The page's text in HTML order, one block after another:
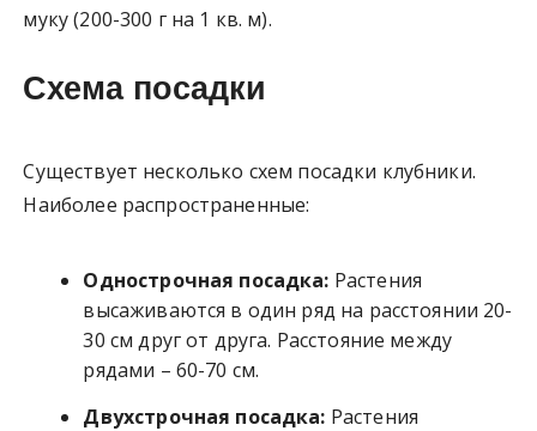
муку (200-300 г на 1 кв. м).
Схема посадки
Существует несколько схем посадки клубники.
Наиболее распространенные:
Однострочная посадка: Растения
высаживаются в один ряд на расстоянии 20-
30 см друг от друга. Расстояние между
рядами – 60-70 см.
Двухстрочная посадка: Растения